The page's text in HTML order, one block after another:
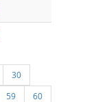
30
59
60